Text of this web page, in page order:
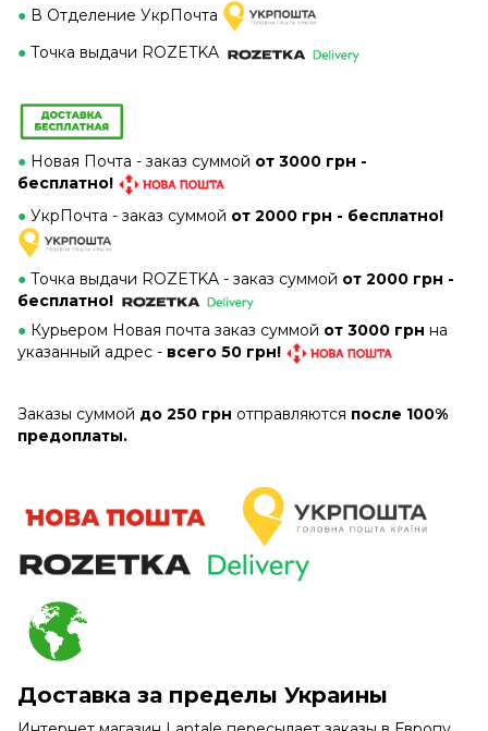
● В Отделение УкрПочта
● Точка выдачи ROZETKA
● Новая Почта - заказ суммой от 3000 грн -
бесплатно!
● УкрПочта - заказ суммой от 2000 грн - бесплатно!
● Точка выдачи ROZETKA - заказ суммой от 2000 грн -
бесплатно!
● Курьером Новая почта заказ суммой от 3000 грн на
указанный адрес - всего 50 грн!
Заказы суммой до 250 грн отправляются после 100%
предоплаты.
Доставка за пределы Украины